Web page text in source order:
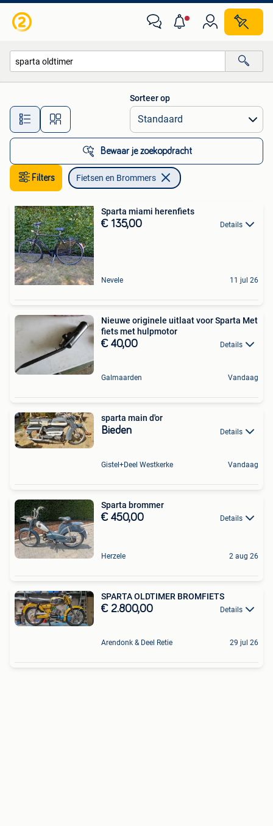
Alle afstanden…
Sorteer op
Bewaar je zoekopdracht
Filters Fietsen en Brommers
Sparta miami herenfiets
€ 135,00 Details
Nevele 11 jul 26
Nieuwe originele uitlaat voor Sparta Met
fiets met hulpmotor
€ 40,00 Details
Galmaarden Vandaag
sparta main d'or
Bieden Details
Gistel+Deel Westkerke Vandaag
Sparta brommer
€ 450,00 Details
Herzele 2 aug 26
SPARTA OLDTIMER BROMFIETS
€ 2.800,00 Details
Arendonk & Deel Retie 29 jul 26